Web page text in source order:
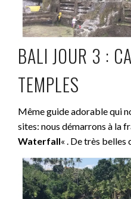
BALI JOUR 3 :
TEMPLES
Même guide adorable qui
sites: nous démarrons à la
Waterfall« . De très belles